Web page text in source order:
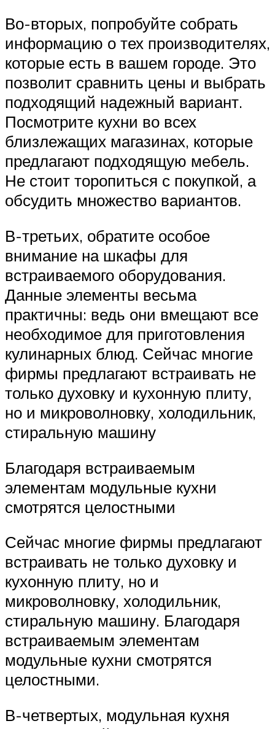
Во-вторых, попробуйте собрать
информацию о тех производителях,
которые есть в вашем городе. Это
позволит сравнить цены и выбрать
подходящий надежный вариант.
Посмотрите кухни во всех
близлежащих магазинах, которые
предлагают подходящую мебель.
Не стоит торопиться с покупкой, а
обсудить множество вариантов.
В-третьих, обратите особое
внимание на шкафы для
встраиваемого оборудования.
Данные элементы весьма
практичны: ведь они вмещают все
необходимое для приготовления
кулинарных блюд. Сейчас многие
фирмы предлагают встраивать не
только духовку и кухонную плиту,
но и микроволновку, холодильник,
стиральную машину
Благодаря встраиваемым
элементам модульные кухни
смотрятся целостными
Сейчас многие фирмы предлагают
встраивать не только духовку и
кухонную плиту, но и
микроволновку, холодильник,
стиральную машину. Благодаря
встраиваемым элементам
модульные кухни смотрятся
целостными.
В-четвертых, модульная кухня